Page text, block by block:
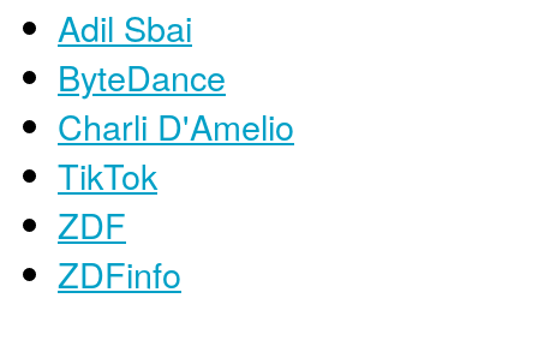
Adil Sbai
ByteDance
Charli D'Amelio
TikTok
ZDF
ZDFinfo